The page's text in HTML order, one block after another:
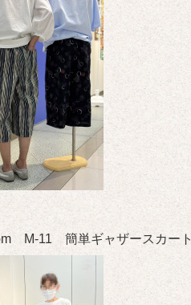
M-11 簡単ギャザースカート